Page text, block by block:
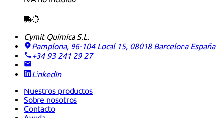
Cymit Química S.L.
Pamplona, 96-104 Local 15, 08018 Barcelona España
+34 93 241 29 27
LinkedIn
Nuestros productos
Sobre nosotros
Contacto